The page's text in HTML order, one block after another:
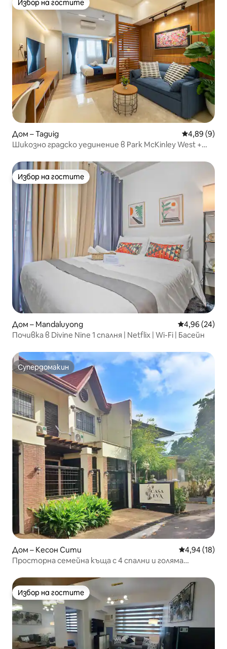
Избор на гостите
Избор на гостите
Дом – Taguig Средна
4,89 (9)
Шикозно градско уединение в Park McKinley West +
Избор на гостите
Избор на гостите
Дом – Mandaluyong Средна
4,96 (24)
Почивка в Divine Nine 1 спалня | Netflix | Wi-Fi | Басейн
Супердомакин
Супердомакин
Дом – Кесон Сити Средна
4,94 (18)
Просторна семейна къща с 4 спални и голяма
Избор на гостите
Избор на гостите